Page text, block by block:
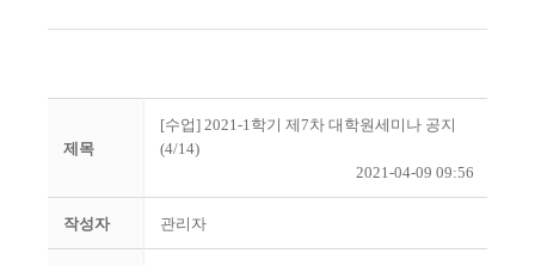
제목
[수업] 2021-1학기 제7차 대학원세미나 공지
(4/14)
2021-04-09 09:56
작성자 관리자